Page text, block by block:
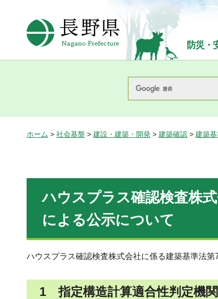
長野県Nagano Prefecture
防災・
ホーム > 社会基盤 > 建設・建築・開発 > 建築確認 > 建築
ハウスプラス確認検査株
による公示について
ハウスプラス確認検査株式会社に係る建築基準法
1 指定構造計算適合性判定機